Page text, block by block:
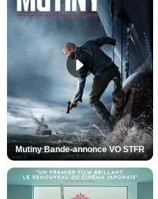
Mutiny Bande-annonce VO STFR